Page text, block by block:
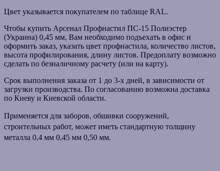
Цвет указывается покупателем по таблице RAL.
Чтобы купить Арсенал Профнастил ПС-15 Полиэстер
(Украина) 0,45 мм, Вам необходимо подъехать в офис и
оформить заказ, указать цвет профнастила, количество листов,
высота профилирования, длину листов. Предоплату возможно
сделать по безналичному расчету (или на карту).
Срок выполнения заказа от 1 до 3-х дней, в зависимости от
загрузки производства. По согласованию возможна доставка
по Киеву и Киевской области.
Применяется для заборов, обшивки сооружений,
строительных работ, может иметь стандартную толщину
металла 0,4 мм 0,45 мм 0,50 мм.